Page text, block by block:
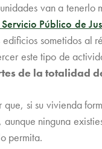
van a
Público de
sometidos al
este tipo de
de la totalidad
si su vivienda
ninguna
permita.